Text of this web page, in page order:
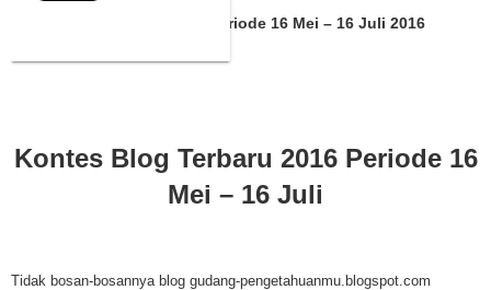
Kontes Blog Terbaru 2016 Periode 16 Mei – 16 Juli 2016
Kontes Blog Terbaru 2016 Periode 16
Mei – 16 Juli
Tidak bosan-bosannya blog gudang-pengetahuanmu.blogspot.com